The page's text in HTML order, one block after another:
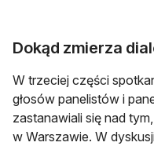
Dokąd zmierza
W trzeciej części
głosów panelistów i
zastanawiali się nad
w Warszawie. W